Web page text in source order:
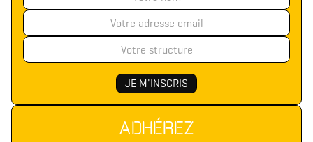
Télécharger le logo
Télécharger le dossier d'identité complet
(format .zip)
ADHÉREZ